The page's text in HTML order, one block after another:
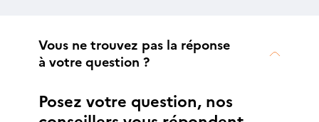
Vous ne trouvez pas la réponse
à votre question ?
Posez votre question, nos